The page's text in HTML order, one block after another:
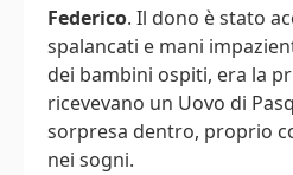
Federico. Il dono è stato
spalancati e mani
dei bambini ospiti, era la
ricevevano un Uovo di
sorpresa dentro, proprio
nei sogni.